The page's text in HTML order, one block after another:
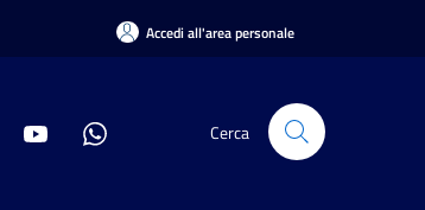
Accedi all'area personale
Cerca